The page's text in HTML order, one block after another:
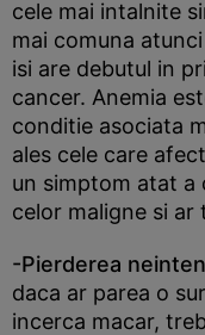
cele mai intalnite
mai comuna
isi are debutul in
cancer. Anemia
conditie asociata
ales cele care
un simptom atat a
celor maligne si ar
-Pierderea
daca ar parea o
incerca macar,